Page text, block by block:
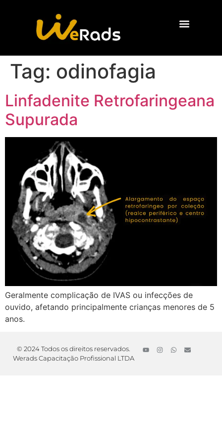
Tag: odinofagia
Linfadenite Retrofaringeana
Supurada
Geralmente complicação de IVAS ou infecções de
ouvido, afetando principalmente crianças menores de 5
anos.
© 2024 Todos os direitos reservados.
Werads Capacitação Profissional LTDA